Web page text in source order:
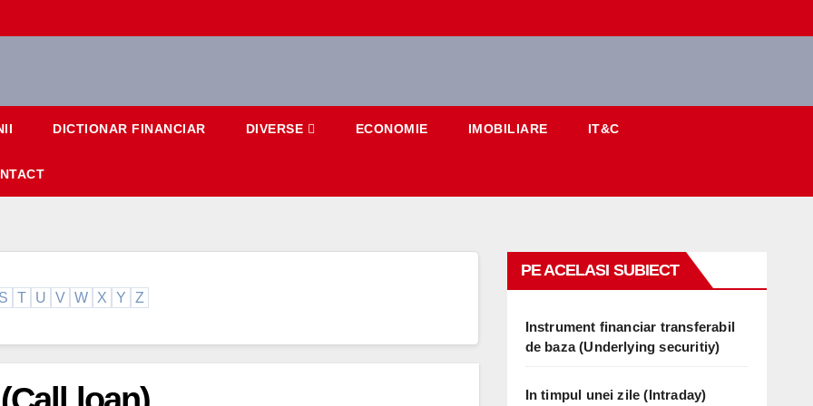
DICTIONAR FINANCIAR DIVERSE ECONOMIE IMOBILIARE IT&C
S T U V W X Y Z
PE ACELASI SUBIECT
Instrument financiar transferabil
de baza (Underlying securitiy)
In timpul unei zile (Intraday)